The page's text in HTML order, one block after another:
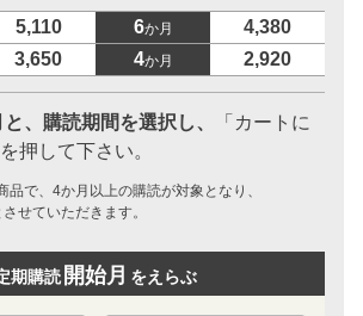
5,110 6か月
4,380
3,650 4か月 2,920
、購読期間を選択し、
「カートに
押して下さい。
品で、4か月以上の購読が対象となり、
せていただきます。
期購読 開始月 をえらぶ